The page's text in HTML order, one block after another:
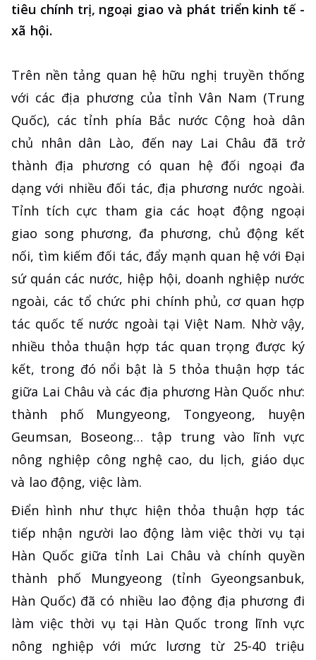
tiêu chính trị, ngoại giao và phát triển kinh tế -
xã hội.
Trên nền tảng quan hệ hữu nghị truyền thống
với các địa phương của tỉnh Vân Nam (Trung
Quốc), các tỉnh phía Bắc nước Cộng hoà dân
chủ nhân dân Lào, đến nay Lai Châu đã trở
thành địa phương có quan hệ đối ngoại đa
dạng với nhiều đối tác, địa phương nước ngoài.
Tỉnh tích cực tham gia các hoạt động ngoại
giao song phương, đa phương, chủ động kết
nối, tìm kiếm đối tác, đẩy mạnh quan hệ với Đại
sứ quán các nước, hiệp hội, doanh nghiệp nước
ngoài, các tổ chức phi chính phủ, cơ quan hợp
tác quốc tế nước ngoài tại Việt Nam. Nhờ vậy,
nhiều thỏa thuận hợp tác quan trọng được ký
kết, trong đó nổi bật là 5 thỏa thuận hợp tác
giữa Lai Châu và các địa phương Hàn Quốc như:
thành phố Mungyeong, Tongyeong, huyện
Geumsan, Boseong… tập trung vào lĩnh vực
nông nghiệp công nghệ cao, du lịch, giáo dục
và lao động, việc làm.
Điển hình như thực hiện thỏa thuận hợp tác
tiếp nhận người lao động làm việc thời vụ tại
Hàn Quốc giữa tỉnh Lai Châu và chính quyền
thành phố Mungyeong (tỉnh Gyeongsanbuk,
Hàn Quốc) đã có nhiều lao động địa phương đi
làm việc thời vụ tại Hàn Quốc trong lĩnh vực
nông nghiệp với mức lương từ 25-40 triệu